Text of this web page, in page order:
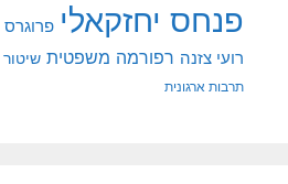
פנחס יחזקאלי פרוגרס
רועי צזנה רפורמה משפטית שיטור
תרבות ארגונית